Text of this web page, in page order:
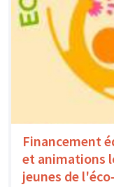
Financement
et animations
jeunes de